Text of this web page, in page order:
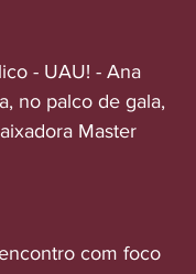
- UAU! - Ana
no palco de gala,
Master
com foco